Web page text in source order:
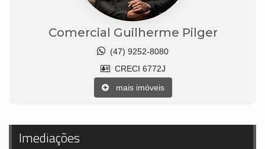
Comercial Guilherme Pilger
(47) 9252-8080
CRECI 6772J
mais imóveis
Imediações